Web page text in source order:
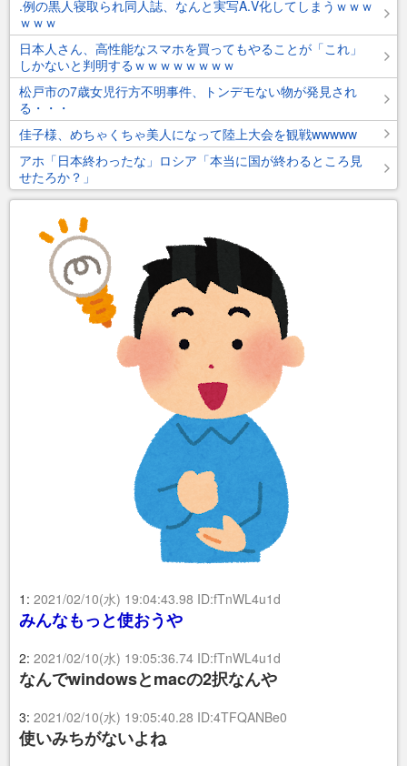
.例の黒人寝取られ同人誌、なんと実写A.V化してしまうｗｗｗ
ｗｗｗ
日本人さん、高性能なスマホを買ってもやることが「これ」
しかないと判明するｗｗｗｗｗｗｗｗ
松戸市の7歳女児行方不明事件、トンデモない物が発見され
る・・・
佳子様、めちゃくちゃ美人になって陸上大会を観戦wwwww
アホ「日本終わったな」ロシア「本当に国が終わるところ見
せたろか？」
1: 2021/02/10(水) 19:04:43.98 ID:fTnWL4u1d
みんなもっと使おうや
2: 2021/02/10(水) 19:05:36.74 ID:fTnWL4u1d
なんでwindowsとmacの2択なんや
3: 2021/02/10(水) 19:05:40.28 ID:4TFQANBe0
使いみちがないよね